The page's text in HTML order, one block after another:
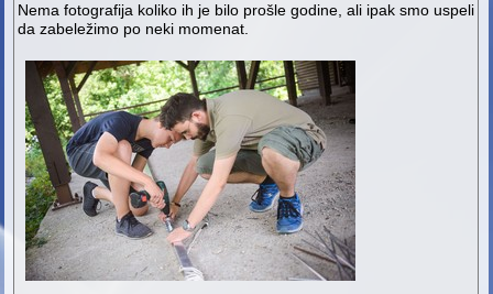
Nema fotografija koliko ih je bilo prošle godine, ali ipak smo uspeli
da zabeležimo po neki momenat.